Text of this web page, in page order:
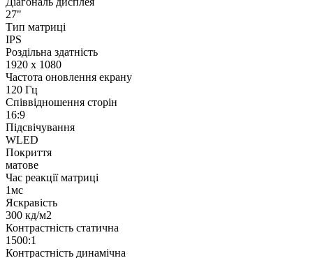
27"
Тип матриці
IPS
Роздільна здатність
1920 x 1080
Частота оновлення екрану
120 Гц
Співвідношення сторін
16:9
Підсвічування
WLED
Покриття
матове
Час реакції матриці
1мс
Яскравість
300 кд/м2
Контрастність статична
1500:1
Контрастність динамічна